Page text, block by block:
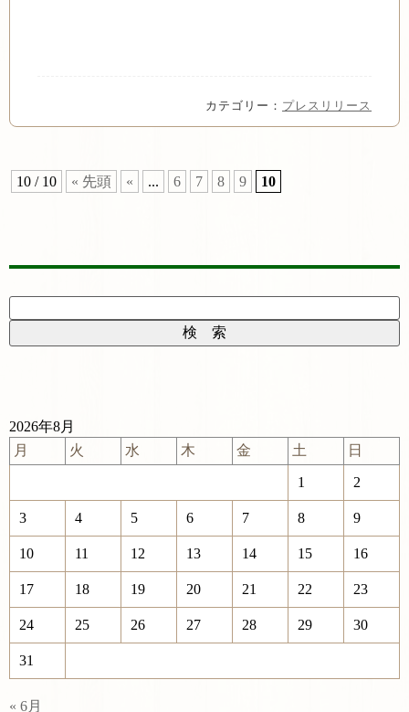
カテゴリー： プレスリリース
10 / 10 « 先頭 « ... 6 7 8 9 10
2026年8月
月
火 水 木 金 土 日
1 2
3 4 5 6 7 8 9
10 11 12 13 14 15 16
17 18 19 20 21 22 23
24 25 26 27 28 29 30
31
« 6月